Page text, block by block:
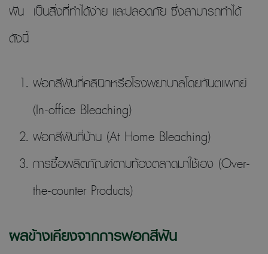
ฟัน เป็นสิ่งที่ทำได้ง่าย และปลอดภัย ซึ่งสามารถทำได้
ดังนี้
ฟอกสีฟันที่คลินิกหรือโรงพยาบาลโดยทันตแพทย์
(In-office Bleaching)
ฟอกสีฟันที่บ้าน (At Home Bleaching)
การซื้อผลิตภัณฑ์ตามท้องตลาดมาใช้เอง (Over-
the-counter Products)
ผลข้างเคียงจากการฟอกสีฟัน